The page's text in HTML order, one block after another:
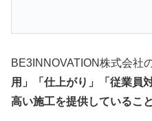
BE3INNOVATION株式会社
用」「仕上がり」「従業員
高い施工を提供しているこ